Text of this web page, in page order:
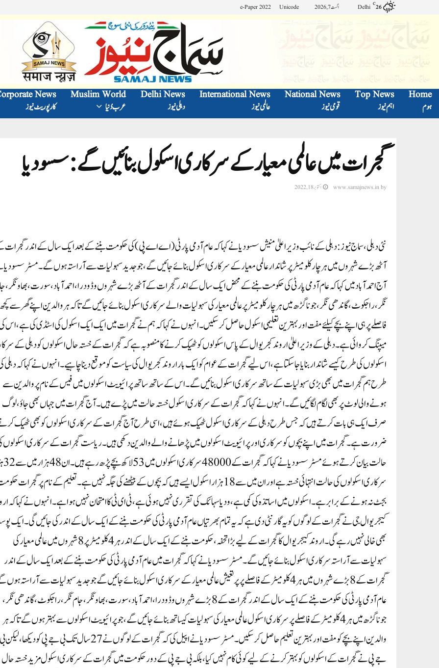
26
C
Delhi اگست 7, 2026 Unicode
e-Paper 2022
Home
ہوم
Top News
اہم نیوز
National News
قومی نیوز
International News
عالمی نیوز
Delhi News
دہلی نیوز
Muslim World
عرب دُنیا
News
کارپوریٹ نیوز
گجرات میں عالمی معیار کے سرکاری اسکول بنائیں گے :سسودیا
by
www.samajnews.in اکتوبر 18, 2022
نئی دہلی، سماج نیوز : دہلی کے نائب وزیر اعلیٰ منیش سسودیا نے کہا کہ عام آدمی پارٹی (اے اے پی) کی حکومت بننے کے بعد ایک سال کے اندر
آٹھ بڑے شہروں میں ہر چار کلومیٹر پر شاندارعالمی معیار کے سرکاری اسکول بنائے جائیں گے ، جو جدید سہولیات سے آراستہ ہوں گے ۔مسٹر
آج احمد آباد میں کہا کہ عام آدمی پارٹی کی حکومت بننے کے محض ایک سال کے اندر گجرات کے آٹھ بڑے شہروں وڈودرا، احمد آباد، سورت، بھاو نگر،
نگر، راجکوٹ، گاندھی نگر، جوناگڑھ میں ہرچارکلومیٹرپر عالمی معیار کی سہولیات والے سرکاری اسکول بنائے جائیں گے تاکہ ہر والدین اپنے گھر سے کچھ
فاصلے پرہی اپنے بچے کیلئے مفت اور بہترین تعلیمی اسکول حاصل کر سکیں۔ انہوں نے کہا کہ ہم نے گجرات میں ایک ایک اسکول کی اسٹڈی کی ہے ، اس
میپنگ کروائی ہے ۔ دہلی کے وزیر اعلیٰ اروند کجریوال کے پاس اسکولوں کو ٹھیک کرنے کا منصوبہ ہے کہ گجرات کے خستہ حال اسکولوں کو دہلی کے
اسکولوں کی طرح کیسے شاندار بنایا جاسکتا ہے ، اس لیے گجرات کے عوام کو ایک بار اروند کجریوال کی سیاست کو موقع دینا چاہیے ۔انہوں نے کہا کہ دہلی
طرح ہم گجرات میں بھی بڑی سہولیات کے ساتھ سرکاری اسکول بنائیں گے ۔ اس کے ساتھ ساتھ پرائیویٹ اسکولوں میں فیس کے نام پر والدین سے
ہونے والی لوٹ پر بھی لگام لگائیں گے ۔ انہوں نے کہا کہ گجرات کے سرکاری اسکول خستہ حالت میں پڑے ہیں۔ آج گجرات میں جہاں بھی جاؤ، لوگ
صرف ایک ہی بات کرتے ہیں کہ جس طرح دہلی کے سرکاری اسکول ٹھیک ہوئے ہیں، اسی طرح آج گجرات کے سرکاری اسکولوں کو بھی ٹھیک
ضرورت ہے ۔ گجرات میں اپنے بچوں کو سرکاری اور پرائیویٹ اسکولوں میں پڑھانے والے والدین دکھی ہیں۔ ریاست گجرات کے سرکاری اسکولوں
حالت بیان کرتے ہوئے
سرکاری اسکولوں کی حالت انتہائی خستہ ہے اور ان میں سے 18 ہزار اسکول ایسے ہیں کہ بچوں کے بیٹھنے کی جگہ نہیں ہے۔ تعلیم کے نام پر گجرات
بجٹ نہ ہونے کے برابر ہے۔ اسکولوں میں اساتذہ کی کمی ہے، ودیا سہائک کی تقرری نہیں ہوئی ہے، ٹی ای ٹی کا امتحان نہیں ہوا ہے۔ انہوں نے کہا کہ
کیجریوال جی نے گجرات کے لوگوں کو یہ گارنٹی دی ہے کہ یہ تمام بھرتیاں عام آدمی پارٹی کی حکومت بننے کے ایک سال کے اندر کی جائیں گی۔ایک
بھی خالی نہیں رہے گی۔ اروند کیجریوال کا گجرات کے لیے بڑا تحفہ، حکومت بننے کے ایک سال کے اندر ہر 4کلومیٹر پر 8 شہروں میں عالمی معیار کی
سہولیات سے آراستہ سرکاری اسکول بنائے جائیں گے۔مسٹر سسودیا نے کہا کہ گجرات میں عام آدمی پارٹی کی حکومت بننے کے بعد ایک سال کے اندر
گجرات کے 8 بڑے شہروں میں ہر 4کلومیٹر کے فاصلے پر پرتعیش عالمی معیار کے سرکاری اسکول بنائے جائیں گے جو جدید سہولیات سے آراستہ
عام آدمی پارٹی کی حکومت بننے کے ایک سال کے اندر گجرات کے 8بڑے شہروں وڈودرا، احمد آباد،سورت، بھاو نگر، جام نگر، راجکوٹ، گاندھی نگر،
جوناگڑھ میں ہر 4کلومیٹر کے فاصلے پر سرکاری اسکول عالمی معیار کی سہولیات کیساتھ بنائے جائیں گے، جو پرائیویٹ اسکولوں سے بہتر ہوں گے تاکہ ہر
والدین اپنے بچے کو مفت اور بہترین تعلیم حاصل کرسکیں۔مسٹر سسودیا نے اپیل کی کہ گجرات کے لوگوں نے 27 سال تک بی جے پی کو دیکھا، لیکن بی
جے پی نے گجرات کے اسکولوں کو بہتر کرنے کے لیے کوئی کام نہیں کیا، بلکہ بی جے پی کے دور حکومت میں گجرات کے سرکاری اسکول مزید خستہ حال